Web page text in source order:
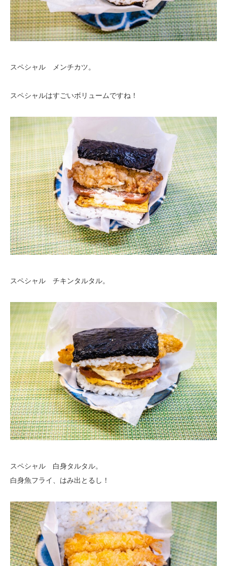
スペシャル メンチカツ。
スペシャルはすごいボリュームですね！
スペシャル チキンタルタル。
スペシャル 白身タルタル。
白身魚フライ、はみ出とるし！